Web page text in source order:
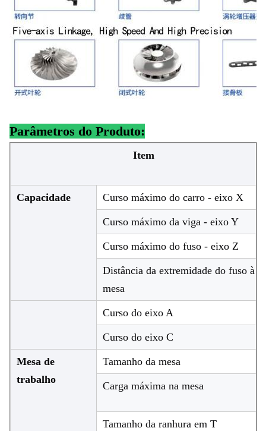
Parâmetros do Produto:
Item
Capacidade Curso máximo do carro - eixo X
Curso máximo da viga - eixo Y
Curso máximo do fuso - eixo Z
Distância da extremidade do fuso à
mesa
Curso do eixo A
Curso do eixo C
Mesa de
trabalho
Tamanho da mesa
Carga máxima na mesa
Tamanho da ranhura em T